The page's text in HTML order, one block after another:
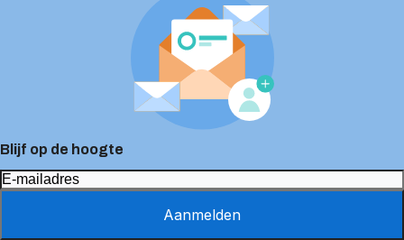
Blijf op de hoogte
Aanmelden